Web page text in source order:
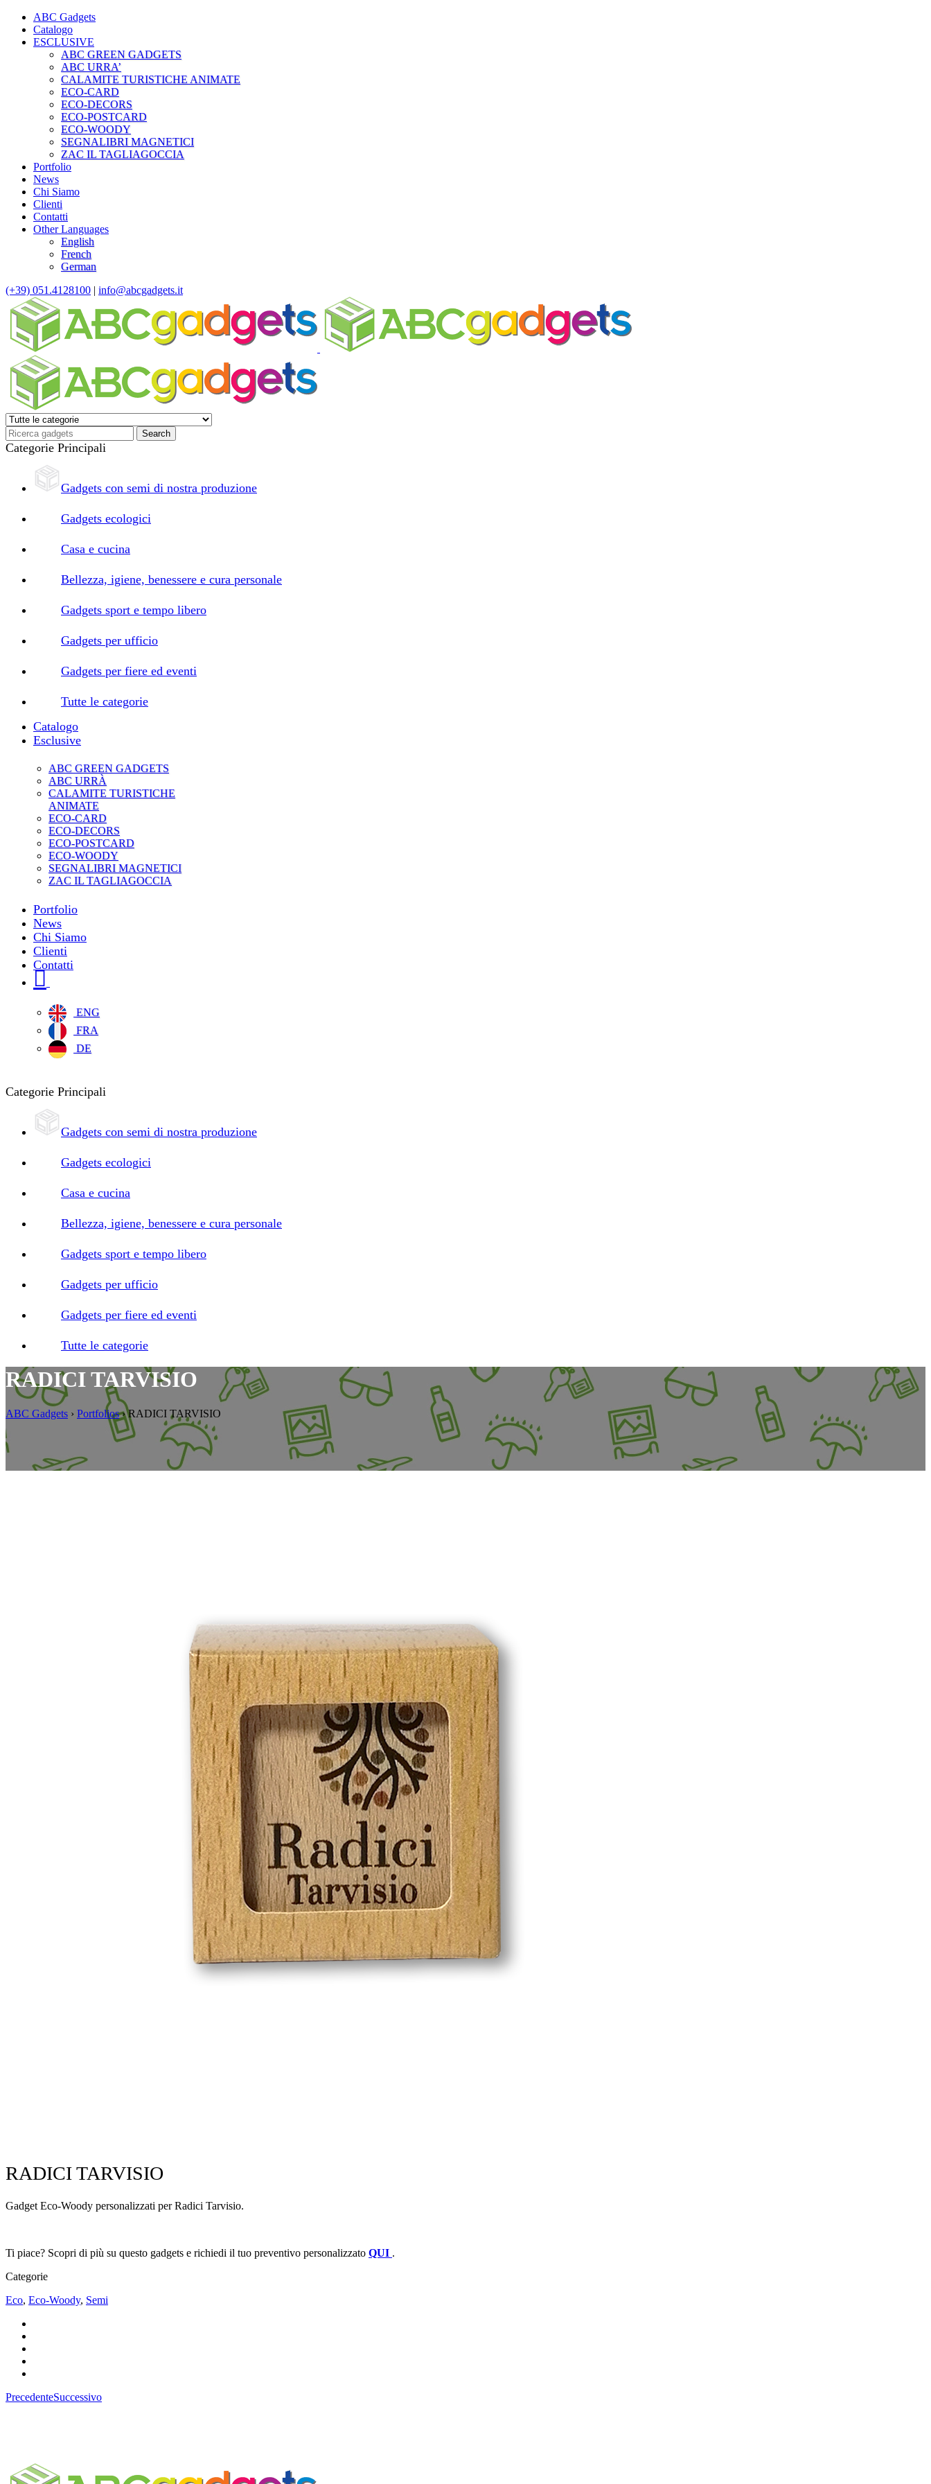
ABC Gadgets
Catalogo
ESCLUSIVE
ABC GREEN GADGETS
ABC URRA’
CALAMITE TURISTICHE ANIMATE
ECO-CARD
ECO-DECORS
ECO-POSTCARD
ECO-WOODY
SEGNALIBRI MAGNETICI
ZAC IL TAGLIAGOCCIA
Portfolio
News
Chi Siamo
Clienti
Contatti
Other Languages
English
French
German
(+39) 051.4128100 | info@abcgadgets.it
Categorie Principali
Gadgets con semi di nostra produzione
Gadgets ecologici
Casa e cucina
Bellezza, igiene, benessere e cura personale
Gadgets sport e tempo libero
Gadgets per ufficio
Gadgets per fiere ed eventi
Tutte le categorie
Catalogo
Esclusive
ABC GREEN GADGETS
ABC URRÀ
CALAMITE TURISTICHE
ANIMATE
ECO-CARD
ECO-DECORS
ECO-POSTCARD
ECO-WOODY
SEGNALIBRI MAGNETICI
ZAC IL TAGLIAGOCCIA
Portfolio
News
Chi Siamo
Clienti
Contatti
ENG
FRA
DE
Categorie Principali
Gadgets con semi di nostra produzione
Gadgets ecologici
Casa e cucina
Bellezza, igiene, benessere e cura personale
Gadgets sport e tempo libero
Gadgets per ufficio
Gadgets per fiere ed eventi
Tutte le categorie
RADICI TARVISIO
ABC Gadgets › Portfolios › RADICI TARVISIO
RADICI TARVISIO
Gadget Eco-Woody personalizzati per Radici Tarvisio.
Ti piace? Scopri di più su questo gadgets e richiedi il tuo preventivo personalizzato QUI .
Categorie
Eco, Eco-Woody, Semi
PrecedenteSuccessivo